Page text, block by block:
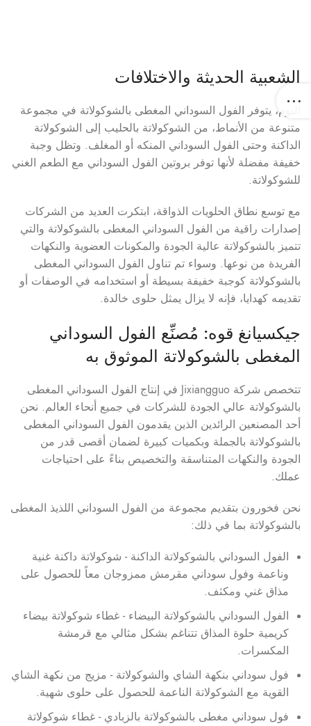
الشعبية الحديثة والاختلافات
اليوم، يتوفر الفول السوداني المغطى بالشوكولاتة في مجموعة
متنوعة من الأنماط، من الشوكولاتة بالحليب إلى الشوكولاتة
الداكنة وحتى الفول السوداني المنكه أو المغلف. وتظل وجبة
خفيفة مفضلة لأنها توفر بروتين الفول السوداني مع الطعم الغني
للشوكولاتة.
مع توسع نطاق الحلويات الذواقة، ابتكرت العديد من الشركات
إصدارات راقية من الفول السوداني المغطى بالشوكولاتة والتي
تتميز بالشوكولاتة عالية الجودة والمكونات العضوية والنكهات
الفريدة من نوعها. وسواء تم تناول الفول السوداني المغطى
بالشوكولاتة كوجبة خفيفة بسيطة أو استخدامه في الوصفات أو
تقديمه كهدايا، فإنه لا يزال يمثل حلوى خالدة.
جيكسيانغ قوه: مُصنِّع الفول السوداني
المغطى بالشوكولاتة الموثوق به
تتخصص شركة Jixiangguo في إنتاج الفول السوداني المغطى
بالشوكولاتة عالي الجودة للشركات في جميع أنحاء العالم. نحن
أحد المصنعين الرائدين الذين يقدمون الفول السوداني المغطى
بالشوكولاتة بالجملة وبكميات كبيرة لضمان أقصى قدر من
الجودة والنكهات المتناسقة والتخصيص بناءً على احتياجات
عملك.
نحن فخورون بتقديم مجموعة من الفول السوداني اللذيذ المغطى
بالشوكولاتة بما في ذلك:
الفول السوداني بالشوكولاتة الداكنة - شوكولاتة داكنة غنية
وناعمة وفول سوداني مقرمش ممزوجان معاً للحصول على
مذاق غني ومكثف.
الفول السوداني بالشوكولاتة البيضاء - غطاء شوكولاتة بيضاء
كريمية حلوة المذاق تتناغم بشكل مثالي مع قرمشة
المكسرات.
فول سوداني بنكهة الشاي والشوكولاتة - مزيج من نكهة الشاي
القوية مع الشوكولاتة الناعمة للحصول على حلوى شهية.
فول سوداني مغطى بالشوكولاتة بالزبادي - غطاء شوكولاتة